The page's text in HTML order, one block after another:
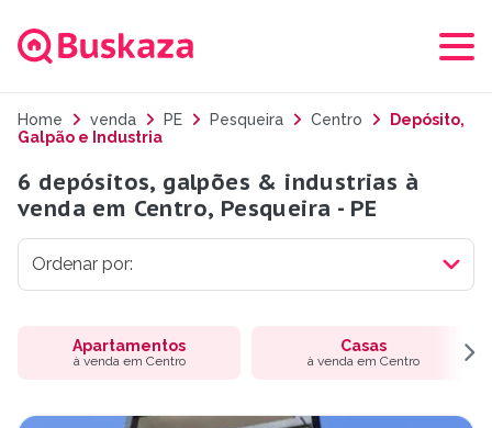
Home venda PE Pesqueira Centro
Depósito,
Galpão e Industria
6 depósitos, galpões & industrias à
venda em Centro, Pesqueira - PE
Apartamentos
à venda em Centro
Casas
à venda em Centro